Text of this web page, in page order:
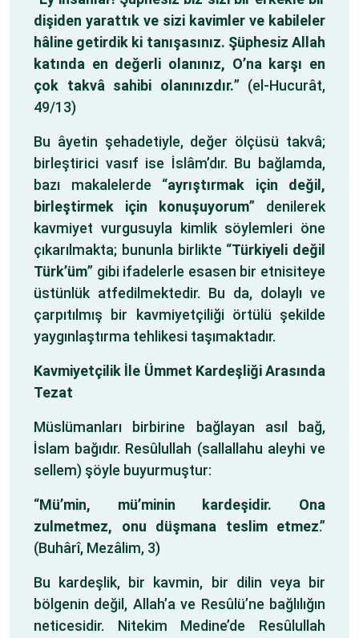
dişiden yarattık ve sizi kavimler ve kabileler
hâline getirdik ki tanışasınız. Şüphesiz Allah
katında en değerli olanınız, O’na karşı en
çok takvâ sahibi olanınızdır.” (el-Hucurât,
49/13)
Bu âyetin şehadetiyle, değer ölçüsü takvâ;
birleştirici vasıf ise İslâm’dır. Bu bağlamda,
bazı makalelerde “ayrıştırmak için değil,
birleştirmek için konuşuyorum” denilerek
kavmiyet vurgusuyla kimlik söylemleri öne
çıkarılmakta; bununla birlikte “Türkiyeli değil
Türk’üm” gibi ifadelerle esasen bir etnisiteye
üstünlük atfedilmektedir. Bu da, dolaylı ve
çarpıtılmış bir kavmiyetçiliği örtülü şekilde
yaygınlaştırma tehlikesi taşımaktadır.
Kavmiyetçilik İle Ümmet Kardeşliği Arasında
Tezat
Müslümanları birbirine bağlayan asıl bağ,
İslam bağıdır. Resûlullah (sallallahu aleyhi ve
sellem) şöyle buyurmuştur:
“Mü’min, mü’minin kardeşidir. Ona
zulmetmez, onu düşmana teslim etmez.”
(Buhârî, Mezâlim, 3)
Bu kardeşlik, bir kavmin, bir dilin veya bir
bölgenin değil, Allah’a ve Resûlü’ne bağlılığın
neticesidir. Nitekim Medine’de Resûlullah